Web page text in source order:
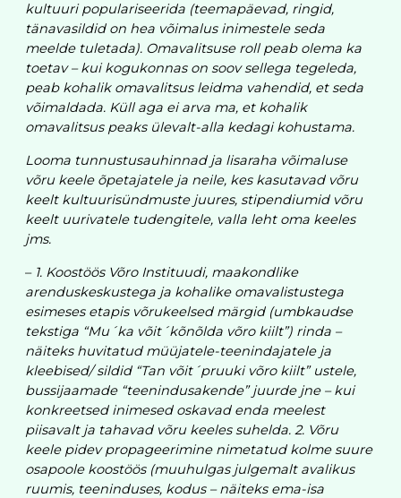
kultuuri populariseerida (teemapäevad, ringid,
tänavasildid on hea võimalus inimestele seda
meelde tuletada). Omavalitsuse roll peab olema ka
toetav – kui kogukonnas on soov sellega tegeleda,
peab kohalik omavalitsus leidma vahendid, et seda
võimaldada. Küll aga ei arva ma, et kohalik
omavalitsus peaks ülevalt-alla kedagi kohustama.
Looma tunnustusauhinnad ja lisaraha võimaluse
võru keele õpetajatele ja neile, kes kasutavad võru
keelt kultuurisündmuste juures, stipendiumid võru
keelt uurivatele tudengitele, valla leht oma keeles
jms.
– 1. Koostöös Võro Instituudi, maakondlike
arenduskeskustega ja kohalike omavalistustega
esimeses etapis võrukeelsed märgid (umbkaudse
tekstiga “Mu´ka võit´kõnõlda võro kiilt”) rinda –
näiteks huvitatud müüjatele-teenindajatele ja
kleebised/ sildid “Tan võit´pruuki võro kiilt” ustele,
bussijaamade “teenindusakende” juurde jne – kui
konkreetsed inimesed oskavad enda meelest
piisavalt ja tahavad võru keeles suhelda. 2. Võru
keele pidev propageerimine nimetatud kolme suure
osapoole koostöös (muuhulgas julgemalt avalikus
ruumis, teeninduses, kodus – näiteks ema-isa